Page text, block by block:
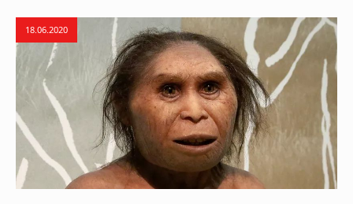
18.06.2020